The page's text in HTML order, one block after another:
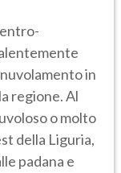
in
regione. Al
o molto
della Liguria,
padana e